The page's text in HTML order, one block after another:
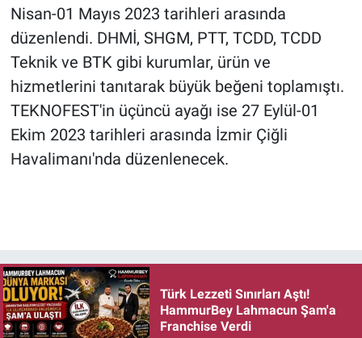
Nisan-01 Mayıs 2023 tarihleri arasında
düzenlendi. DHMİ, SHGM, PTT, TCDD, TCDD
Teknik ve BTK gibi kurumlar, ürün ve
hizmetlerini tanıtarak büyük beğeni toplamıştı.
TEKNOFEST'in üçüncü ayağı ise 27 Eylül-01
Ekim 2023 tarihleri arasında İzmir Çiğli
Havalimanı'nda düzenlenecek.
Türk Lezzeti Sınırları Aştı!
HammurBey Lahmacun Şam'a
Franchise Verdi